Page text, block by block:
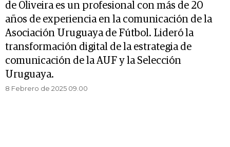
de Oliveira es un profesional con más de 20
años de experiencia en la comunicación de la
Asociación Uruguaya de Fútbol. Lideró la
transformación digital de la estrategia de
comunicación de la AUF y la Selección
Uruguaya.
8 Febrero de 2025 09.00